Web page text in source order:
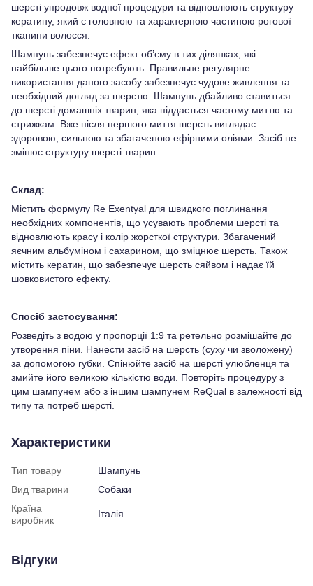
шерсті упродовж водної процедури та відновлюють структуру
кератину, який є головною та характерною частиною рогової
тканини волосся.
Шампунь забезпечує ефект об’єму в тих ділянках, які
найбільше цього потребують. Правильне регулярне
використання даного засобу забезпечує чудове живлення та
необхідний догляд за шерстю. Шампунь дбайливо ставиться
до шерсті домашніх тварин, яка піддається частому миттю та
стрижкам. Вже після першого миття шерсть виглядає
здоровою, сильною та збагаченою ефірними оліями. Засіб не
змінює структуру шерсті тварин.
Склад:
Містить формулу Re Exentyal для швидкого поглинання
необхідних компонентів, що усувають проблеми шерсті та
відновлюють красу і колір жорсткої структури. Збагачений
яєчним альбуміном і сахарином, що зміцнює шерсть. Також
містить кератин, що забезпечує шерсть сяйвом і надає їй
шовковистого ефекту.
Спосіб застосування:
Розведіть з водою у пропорції 1:9 та ретельно розмішайте до
утворення піни. Нанести засіб на шерсть (суху чи зволожену)
за допомогою губки. Спінюйте засіб на шерсті улюбленця та
змийте його великою кількістю води. Повторіть процедуру з
цим шампунем або з іншим шампунем ReQual в залежності від
типу та потреб шерсті.
Характеристики
Тип товару
Шампунь
Вид тварини
Собаки
Країна
виробник
Італія
Відгуки